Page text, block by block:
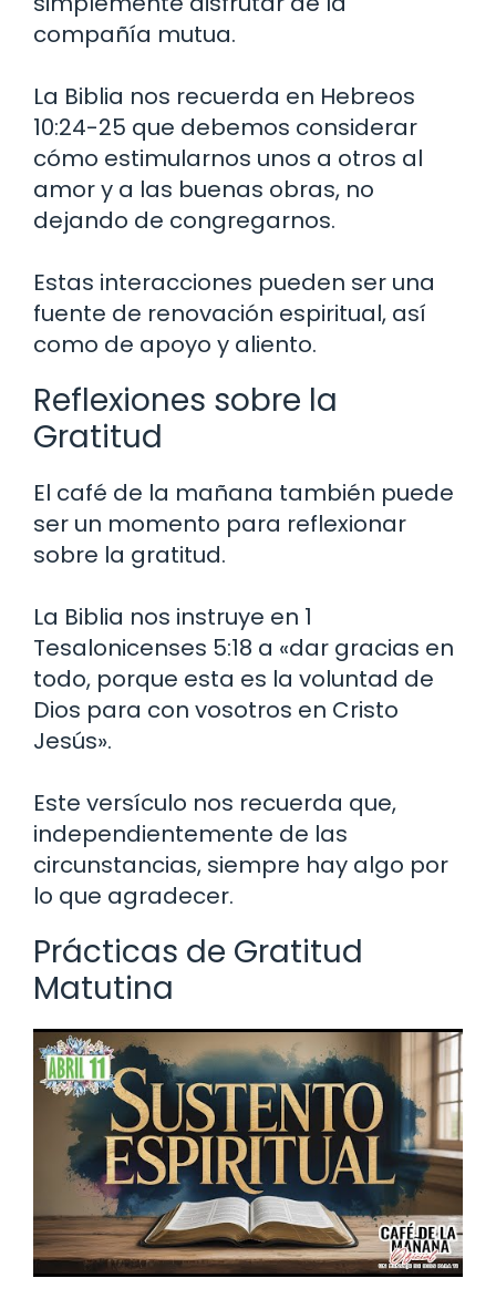
compañía mutua.
La Biblia nos recuerda en Hebreos
10:24-25 que debemos considerar
cómo estimularnos unos a otros al
amor y a las buenas obras, no
dejando de congregarnos.
Estas interacciones pueden ser una
fuente de renovación espiritual, así
como de apoyo y aliento.
Reflexiones sobre la
Gratitud
El café de la mañana también puede
ser un momento para reflexionar
sobre la gratitud.
La Biblia nos instruye en 1
Tesalonicenses 5:18 a «dar gracias en
todo, porque esta es la voluntad de
Dios para con vosotros en Cristo
Jesús».
Este versículo nos recuerda que,
independientemente de las
circunstancias, siempre hay algo por
lo que agradecer.
Prácticas de Gratitud
Matutina